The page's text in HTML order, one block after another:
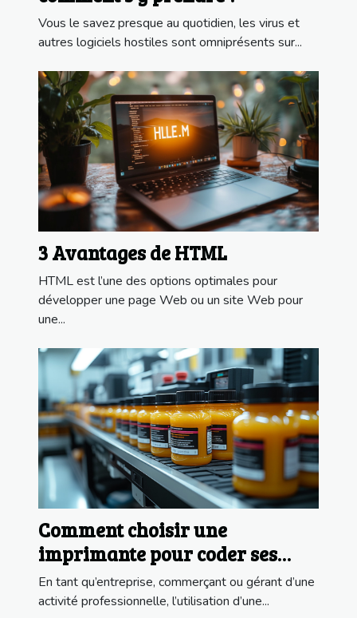
Vous le savez presque au quotidien, les virus et
autres logiciels hostiles sont omniprésents sur...
3 Avantages de HTML
HTML est l’une des options optimales pour
développer une page Web ou un site Web pour
une...
Comment choisir une
imprimante pour coder ses
produits ?
En tant qu’entreprise, commerçant ou gérant d’une
activité professionnelle, l’utilisation d’une...